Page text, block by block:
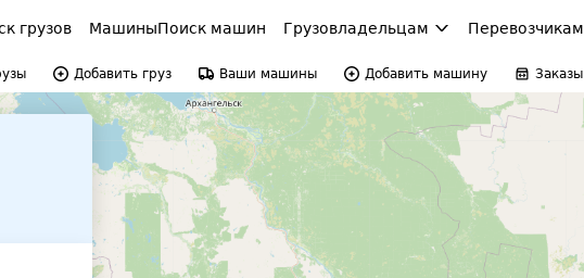
грузов МашиныПоиск машин Грузовладельцам Перевозчикам
Добавить груз Ваши машины Добавить машину Заказы